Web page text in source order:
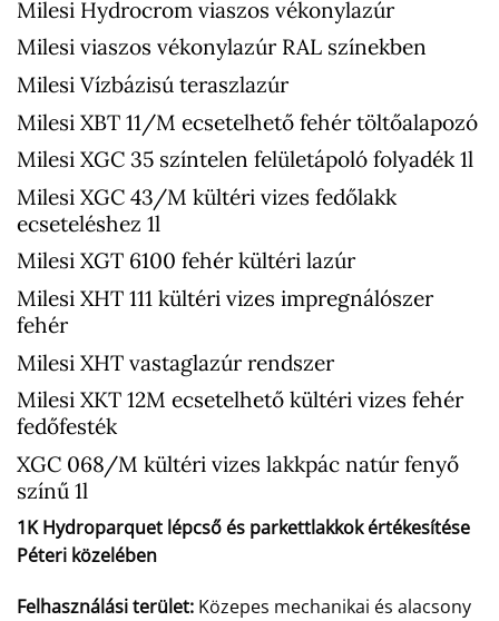
Milesi Hydrocrom viaszos vékonylazúr
Milesi viaszos vékonylazúr RAL színekben
Milesi Vízbázisú teraszlazúr
Milesi XBT 11/M ecsetelhető fehér töltőalapozó
Milesi XGC 35 színtelen felületápoló folyadék 1l
Milesi XGC 43/M kültéri vizes fedőlakk
ecseteléshez 1l
Milesi XGT 6100 fehér kültéri lazúr
Milesi XHT 111 kültéri vizes impregnálószer
fehér
Milesi XHT vastaglazúr rendszer
Milesi XKT 12M ecsetelhető kültéri vizes fehér
fedőfesték
XGC 068/M kültéri vizes lakkpác natúr fenyő
színű 1l
1K Hydroparquet lépcső és parkettlakkok értékesítése
Péteri közelében
Felhasználási terület: Közepes mechanikai és alacsony